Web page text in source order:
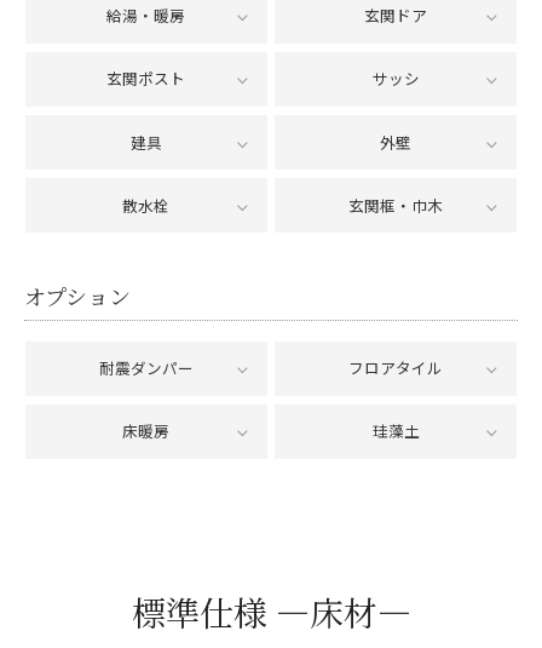
給湯・暖房 玄関ドア
玄関ポスト サッシ
建具 外壁
散水栓 玄関框・巾木
オプション
耐震ダンパー フロアタイル
床暖房 珪藻土
標準仕様 ―床材―